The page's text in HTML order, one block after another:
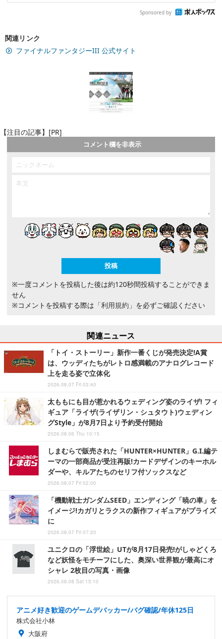
Sponsored by
関連リンク
ファイナルファンタジーIII 公式サイト
【注目の記事】[PR]
コメント欄を非表示
※一度コメントを投稿した後は約120秒間投稿することができま
せん
※コメントを投稿する際は 「利用規約」 を必ずご確認ください
関連ニュース
「トイ・ストーリー」新作一番くじが発売決定!A賞
は、ウッディたちがレトロ感満載のアナログレコード
上を走る姿で立体化
2026.08.07 Fri 03:40
太ももにも目が惹かれるウェディング姿のライザ! フィ
ギュア「ライザ(ライザリン・シュタウト)ウェディン
グStyle」が8月7日より予約受付開始
2026.08.06 Thu 10:15
しまむらで販売された「HUNTER×HUNTER」G.I.編テ
ーマの一部商品が受注再販!カードデザインのキーホル
ダーや、キルアたちのセリフ付ソックスなど
2026.08.07 Fri 02:00
「機動戦士ガンダムSEED」エンディング「暁の車」を
イメージ!カガリとラクスの新作フィギュアがプライズ
に
2026.08.07 Fri 07:20
ユニクロの「浮世絵」UTが8月17日発売!がしゃどくろ
など妖怪をモチーフにした、奥深い世界観が最高にオ
シャレ 2枚目の写真・画像
2026.08.08 Sat 15:10
アニメ好き歓迎のゲームデバッカー/バグ確認/年休125日
株式会社小林
大阪府